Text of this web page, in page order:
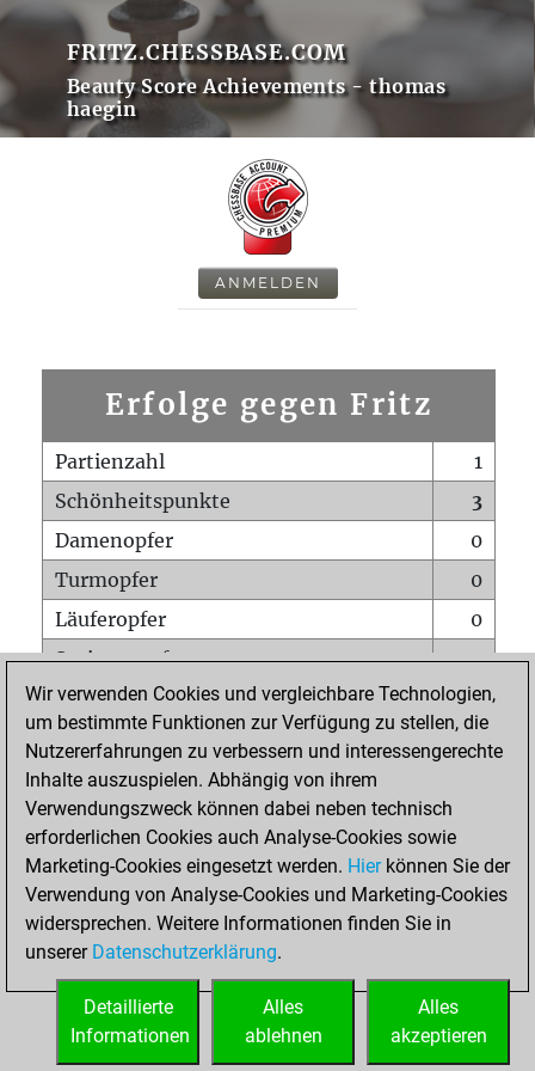
FRITZ.CHESSBASE.COM
Beauty Score Achievements - thomas
haegin
ANMELDEN
Erfolge gegen Fritz
Partienzahl
1
Schönheitspunkte
3
Damenopfer
0
Turmopfer
0
Läuferopfer
0
Springeropfer
0
Bauernopfer
0
Matt auf vollem Brett
0
Bauer setzt Matt
Erstickte Matts
Unterverwandlungen
0
Türme auf der siebten
0
STARTSEITE
Wir verwenden Cookies und vergleichbare Technologien,
um bestimmte Funktionen zur Verfügung zu stellen, die
Nutzererfahrungen zu verbessern und interessengerechte
Inhalte auszuspielen. Abhängig von ihrem
Verwendungszweck können dabei neben technisch
erforderlichen Cookies auch Analyse-Cookies sowie
Marketing-Cookies eingesetzt werden. Hierkönnen Sie der
Verwendung von Analyse-Cookies und Marketing-Cookies
widersprechen. Weitere Informationen finden Sie in
unserer Datenschutzerklärung.
Alles
akzeptieren
Alles
ablehnen
Detaillierte
Informationen